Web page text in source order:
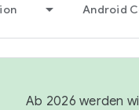
Android
Ab 2026 werden